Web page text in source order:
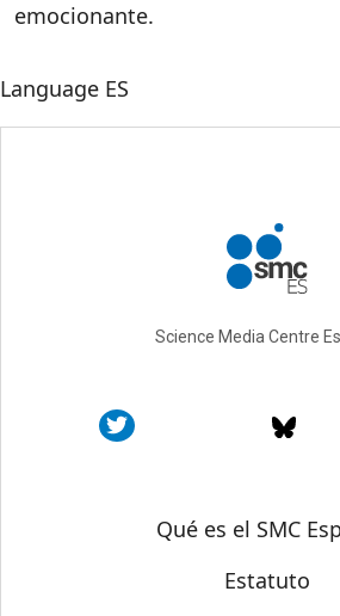
emocionante.
Language ES
Science Media Centre
Sobre SMC España
Qué es el SMC
Estatuto